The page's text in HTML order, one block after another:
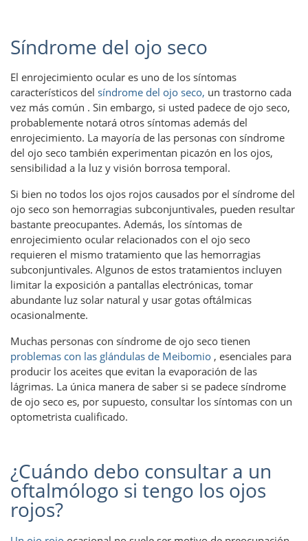
Síndrome del ojo seco
El enrojecimiento ocular es uno de los síntomas
característicos del síndrome del ojo seco, un trastorno cada
vez más común . Sin embargo, si usted padece de ojo seco,
probablemente notará otros síntomas además del
enrojecimiento. La mayoría de las personas con síndrome
del ojo seco también experimentan picazón en los ojos,
sensibilidad a la luz y visión borrosa temporal.
Si bien no todos los ojos rojos causados ​​por el síndrome del
ojo seco son hemorragias subconjuntivales, pueden resultar
bastante preocupantes. Además, los síntomas de
enrojecimiento ocular relacionados con el ojo seco
requieren el mismo tratamiento que las hemorragias
subconjuntivales. Algunos de estos tratamientos incluyen
limitar la exposición a pantallas electrónicas, tomar
abundante luz solar natural y usar gotas oftálmicas
ocasionalmente.
Muchas personas con síndrome de ojo seco tienen
problemas con las glándulas de Meibomio , esenciales para
producir los aceites que evitan la evaporación de las
lágrimas. La única manera de saber si se padece síndrome
de ojo seco es, por supuesto, consultar los síntomas con un
optometrista cualificado.
¿Cuándo debo consultar a un
oftalmólogo si tengo los ojos
rojos?